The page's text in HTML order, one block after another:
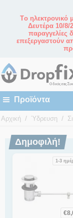
Tο ηλεκτρονικό
Δευτέρα 10/8/
παραγγελίες
επεξεργαστούν
Αρχική / Ύδρευση /
Δημοφιλή!
1-3
€